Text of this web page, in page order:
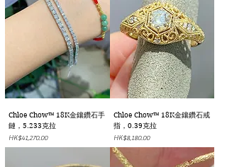
Chloe Chow™ 18K金鑲鑽石手
鏈，5.233克拉
價格
HK$41,270.00
Chloe Chow™ 18K金鑲鑽石戒
指，0.39克拉
價格
HK$8,180.00